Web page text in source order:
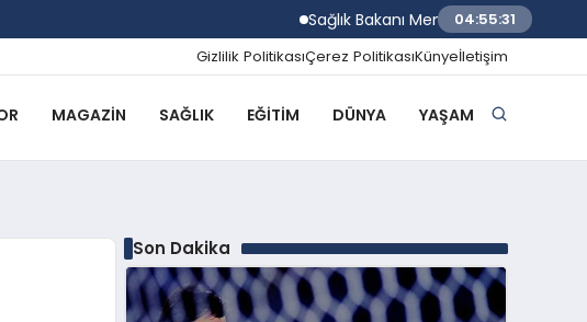
Sağlık Bakanı Memişoğlu İzmir Biyotıp ve
04:55:32
Gizlilik PolitikasıÇerez PolitikasıKünyeİletişim
MAGAZIN SAĞLIK EĞITIM DÜNYA YAŞAM
Son Dakika